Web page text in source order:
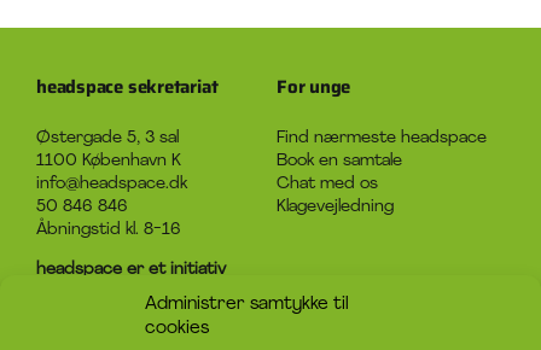
Administrer samtykke til
cookies
headspace sekretariat
Østergade 5, 3 sal
1100 København K
info@headspace.dk
50 846 846
Åbningstid kl. 8-16
headspace er et initiativ
under Det Sociale Netværk
CVR-nummer: 31920124
For unge
Find nærmeste headspace
Book en samtale
Chat med os
Klagevejledning